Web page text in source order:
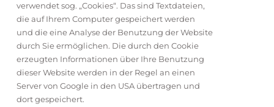
verwendet sog. „Cookies“. Das sind Textdateien,
die auf Ihrem Computer gespeichert werden
und die eine Analyse der Benutzung der Website
durch Sie ermöglichen. Die durch den Cookie
erzeugten Informationen über Ihre Benutzung
dieser Website werden in der Regel an einen
Server von Google in den USA übertragen und
dort gespeichert.